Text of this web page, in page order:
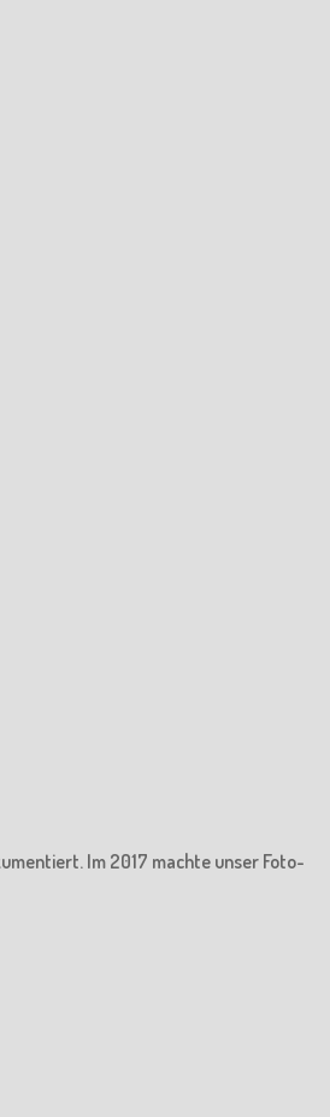
Im 2017 machte unser Foto-